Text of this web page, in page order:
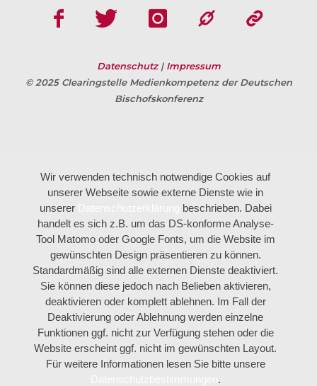
Datenschutz | Impressum
© 2025 Clearingstelle Medienkompetenz der Deutschen
Bischofskonferenz
Wir verwenden technisch notwendige Cookies auf
unserer Webseite sowie externe Dienste wie in
unserer
beschrieben. Dabei
handelt es sich z.B. um das DS-konforme Analyse-
Tool Matomo oder Google Fonts, um die Website im
gewünschten Design präsentieren zu können.
Standardmäßig sind alle externen Dienste deaktiviert.
Sie können diese jedoch nach Belieben aktivieren,
deaktivieren oder komplett ablehnen. Im Fall der
Deaktivierung oder Ablehnung werden einzelne
Funktionen ggf. nicht zur Verfügung stehen oder die
Website erscheint ggf. nicht im gewünschten Layout.
Für weitere Informationen lesen Sie bitte unsere
.